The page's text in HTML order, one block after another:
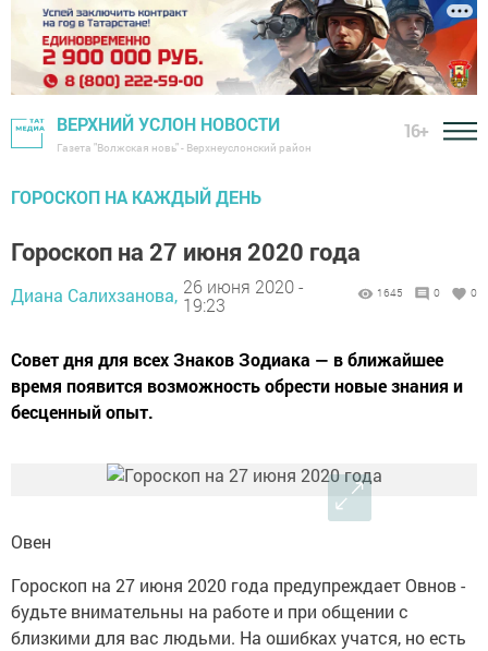
ВЕРХНИЙ УСЛОН НОВОСТИ
Газета "Волжская новь" - Верхнеуслонский район
16+
ГОРОСКОП НА КАЖДЫЙ ДЕНЬ
Гороскоп на 27 июня 2020 года
Диана Салихзанова, 26 июня 2020 -
19:23
1645 0 0
Совет дня для всех Знаков Зодиака — в ближайшее
время появится возможность обрести новые знания и
бесценный опыт.
Овен
Гороскоп на 27 июня 2020 года предупреждает Овнов -
будьте внимательны на работе и при общении с
близкими для вас людьми. На ошибках учатся, но есть